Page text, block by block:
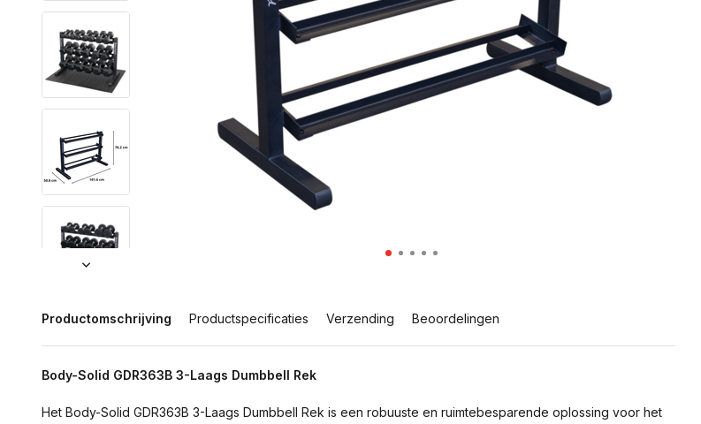
Productomschrijving Productspecificaties Verzending Beoordelingen
Body-Solid GDR363B 3-Laags Dumbbell Rek
Het Body-Solid GDR363B 3-Laags Dumbbell Rek is een robuuste en ruimtebesparende oplossing voor het